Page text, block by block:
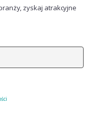
zyskaj atrakcyjne